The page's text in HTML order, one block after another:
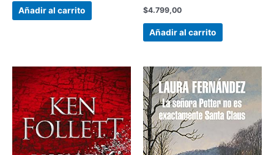
Añadir al carrito $4.799,00
Añadir al carrito